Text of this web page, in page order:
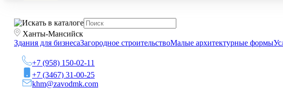
Ханты-Мансийск
Здания для бизнесаЗагородное строительствоМалые архитектурные формы
+7 (958) 150-02-11
+7 (3467) 31-00-25
khm@zavodmk.com